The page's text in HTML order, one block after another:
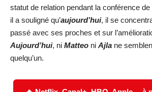
statut de relation pendant la conférence
il a souligné qu’aujourd’hui, il se
passé avec ses proches et sur
Aujourd’hui, ni Matteo ni Ajla ne
quelqu’un.